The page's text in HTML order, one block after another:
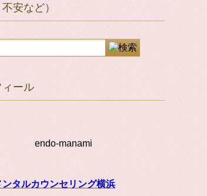
安など）
ィール
ンタルカウンセリング横浜